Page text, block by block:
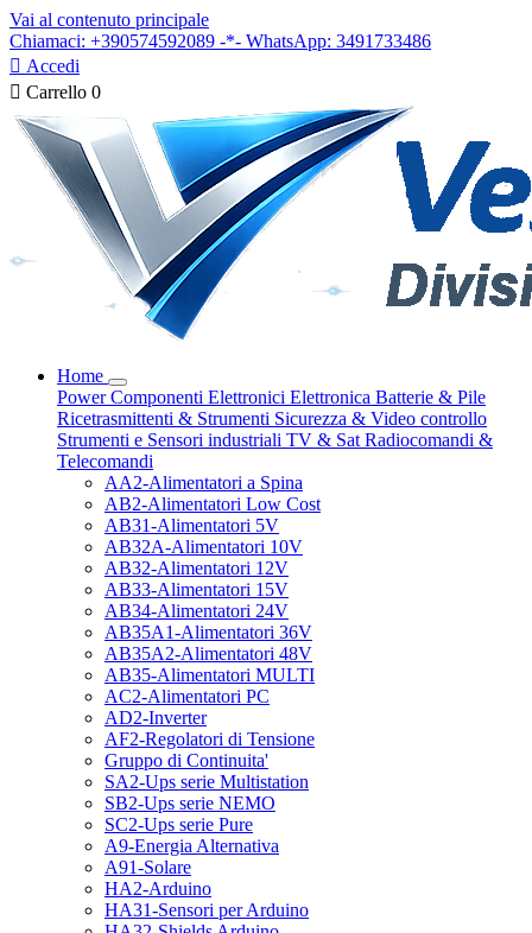
Vai al contenuto principale
Chiamaci: +390574592089 -*- WhatsApp: 3491733486
 Accedi
 Carrello 0
Home
PowerComponenti Elettronici Elettronica Batterie & Pile
Ricetrasmittenti & Strumenti Sicurezza & Video controllo
Strumenti e Sensori industriali TV & Sat Radiocomandi &
Telecomandi
AA2-Alimentatori a Spina
AB2-Alimentatori Low Cost
AB31-Alimentatori 5V
AB32A-Alimentatori 10V
AB32-Alimentatori 12V
AB33-Alimentatori 15V
AB34-Alimentatori 24V
AB35A1-Alimentatori 36V
AB35A2-Alimentatori 48V
AB35-Alimentatori MULTI
AC2-Alimentatori PC
AD2-Inverter
AF2-Regolatori di Tensione
Gruppo di Continuita'
SA2-Ups serie Multistation
SB2-Ups serie NEMO
SC2-Ups serie Pure
A9-Energia Alternativa
A91-Solare
HA2-Arduino
HA31-Sensori per Arduino